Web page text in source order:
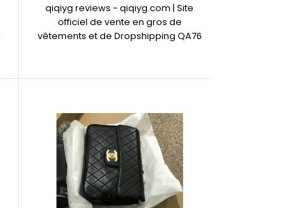
qiqiyg reviews - qiqiyg.com | Site
officiel de vente en gros de
vêtements et de Dropshipping QA76